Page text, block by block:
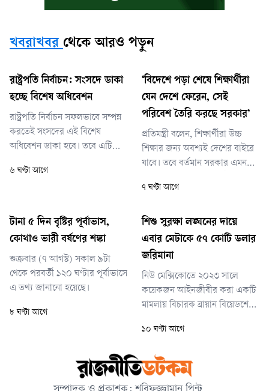
খবরাখবর থেকে আরও পড়ুন
রাষ্ট্রপতি নির্বাচন: সংসদে ডাকা
হচ্ছে বিশেষ অধিবেশন
রাষ্ট্রপতি নির্বাচন সফলভাবে সম্পন্ন
করতেই সংসদের এই বিশেষ
অধিবেশন ডাকা হবে। তবে এটি
হবে, সে বিষয়ে তিনি এখনো চূড়ান্ত
৬ ঘণ্টা আগে
‘বিদেশে পড়া শেষে শিক্ষার্থীরা
যেন দেশে ফেরেন, সেই
পরিবেশ তৈরি করছে সরকার’
প্রতিমন্ত্রী বলেন, শিক্ষার্থীরা উচ্চ
শিক্ষার জন্য অবশ্যই দেশের বাইরে
যাবে। তবে বর্তমান সরকার এমন
যেখানে দেশের শিক্ষার্থীরা আবার
৭ ঘণ্টা আগে
টানা ৫ দিন বৃষ্টির পূর্বাভাস,
কোথাও ভারী বর্ষণের শঙ্কা
শুক্রবার (৭ আগস্ট) সকাল ৯টা
থেকে পরবর্তী ১২০ ঘণ্টার পূর্বাভাসে
এ তথ্য জানানো হয়েছে।
৮ ঘণ্টা আগে
শিশু সুরক্ষা লঙ্ঘনের দায়ে
এবার মেটাকে ৫৭ কোটি ডলার
জরিমানা
নিউ মেক্সিকোতে ২০২৩ সালে
কয়েকজন আইনজীবীর করা একটি
মামলায় বিচারক ব্রায়ান বিয়েডশেইড
ফেসবুকসহ মেটার প্ল্যাটফর্মগুলো
যৌন উত্তেজক উপাদান ও যৌন
শিকারীদের সংস্পর্শে এনেছে—
১০ ঘণ্টা আগে